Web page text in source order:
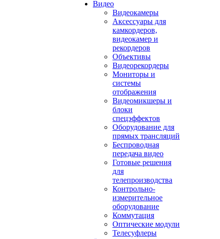
Видео
Видеокамеры
Аксессуары для
камкордеров,
видеокамер и
рекордеров
Объективы
Видеорекордеры
Мониторы и
системы
отображения
Видеомикшеры и
блоки
спецэффектов
Оборудование для
прямых трансляций
Беспроводная
передача видео
Готовые решения
для
телепроизводства
Контрольно-
измерительное
оборудование
Коммутация
Оптические модули
Телесуфлеры